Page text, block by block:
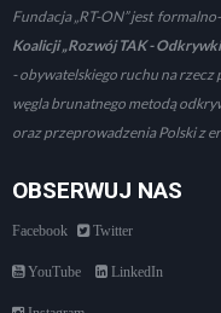
Fundacja „RT-ON” jest
Koalicji „Rozwój TAK -
- obywatelskiego ruchu na
węgla brunatnego metodą
oraz przeprowadzenia Polski z
OBSERWUJ NAS
Facebook Twitter
YouTube LinkedIn